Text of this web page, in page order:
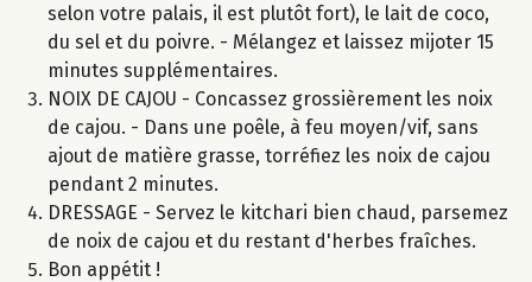
selon votre palais, il est plutôt fort), le lait de coco,
du sel et du poivre. - Mélangez et laissez mijoter 15
minutes supplémentaires.
NOIX DE CAJOU - Concassez grossièrement les noix
de cajou. - Dans une poêle, à feu moyen/vif, sans
ajout de matière grasse, torréfiez les noix de cajou
pendant 2 minutes.
DRESSAGE - Servez le kitchari bien chaud, parsemez
de noix de cajou et du restant d'herbes fraîches.
Bon appétit !